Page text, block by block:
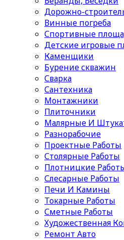
Дорожно-
Винные погреба
Спортивные
Детские игровые
Каменщики
Бурение скважин
Сварка
Сантехника
Монтажники
Плиточники
Малярные И
Разнорабочие
Проектные Работы
Столярные Работы
Плотницкие
Слесарные Работы
Печи И Камины
Токарные Работы
Сметные Работы
Художественная
Ремонт Авто